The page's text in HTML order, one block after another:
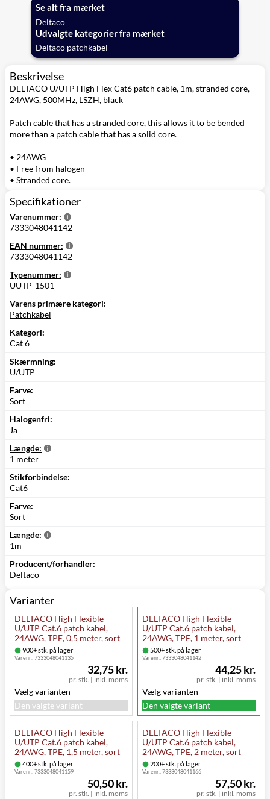
Se alt fra mærket
Deltaco
Udvalgte kategorier fra mærket
Deltaco patchkabel
Beskrivelse
DELTACO U/UTP High Flex Cat6 patch cable, 1m, stranded core,
24AWG, 500MHz, LSZH, black
Patch cable that has a stranded core, this allows it to be bended
more than a patch cable that has a solid core.
• 24AWG
• Free from halogen
• Stranded core.
Specifikationer
Varenummer:
7333048041142
EAN nummer:
7333048041142
Typenummer:
UUTP-1501
Varens primære kategori:
Patchkabel
Kategori:
Cat 6
Skærmning:
U/UTP
Farve:
Sort
Halogenfri:
Ja
Længde:
1 meter
Stikforbindelse:
Cat6
Farve:
Sort
Længde:
1m
Producent/forhandler:
Deltaco
Varianter
DELTACO High Flexible
U/UTP Cat.6 patch kabel,
24AWG, TPE, 0,5 meter, sort
900+ stk. på lager
Varenr.:7333048041135
pr. stk. | inkl. moms
32,75 kr.
Vælg varianten
Den valgte variant
DELTACO High Flexible
U/UTP Cat.6 patch kabel,
24AWG, TPE, 1 meter, sort
500+ stk. på lager
Varenr.:7333048041142
pr. stk. | inkl. moms
44,25 kr.
Vælg varianten
Den valgte variant
DELTACO High Flexible
U/UTP Cat.6 patch kabel,
24AWG, TPE, 1,5 meter, sort
400+ stk. på lager
Varenr.:7333048041159
pr. stk. | inkl. moms
50,50 kr.
DELTACO High Flexible
U/UTP Cat.6 patch kabel,
24AWG, TPE, 2 meter, sort
200+ stk. på lager
Varenr.:7333048041166
pr. stk. | inkl. moms
57,50 kr.